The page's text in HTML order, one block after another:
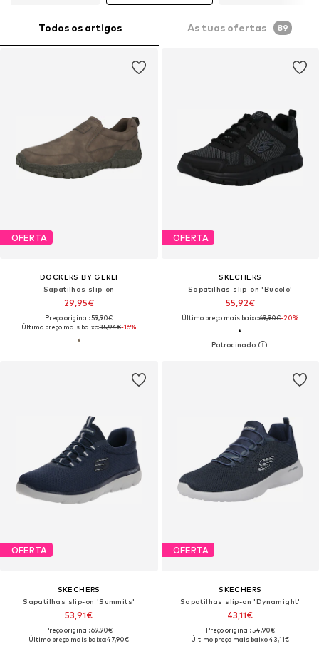
Todos os artigos As tuas ofertas 89
OFERTA
DOCKERS BY GERLI
Sapatilhas slip-on
29,95€
Preço original: 59,90€
Último preço mais baixo:35,94€-16%
OFERTA
SKECHERS
Sapatilhas slip-on 'Bucolo'
55,92€
Último preço mais baixo:69,90€-20%
OFERTA
SKECHERS
Sapatilhas slip-on 'Summits'
53,91€
Preço original: 69,90€
Último preço mais baixo:47,90€
OFERTA
SKECHERS
Sapatilhas slip-on 'Dynamight'
43,11€
Preço original: 54,90€
Último preço mais baixo:43,11€